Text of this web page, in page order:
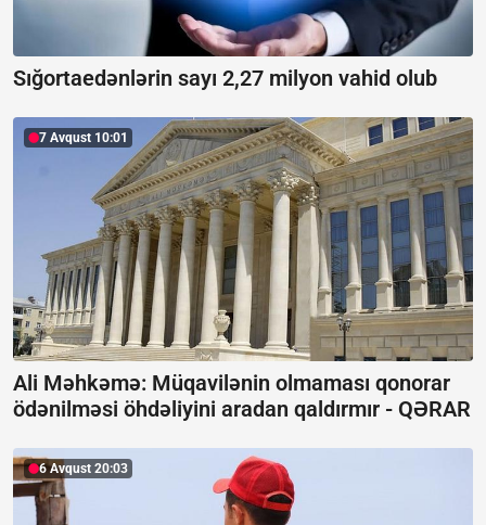
Sığortaedənlərin sayı 2,27 milyon vahid olub
7 Avqust 10:01
Ali Məhkəmə: Müqavilənin olmaması qonorar
ödənilməsi öhdəliyini aradan qaldırmır - QƏRAR
6 Avqust 20:03